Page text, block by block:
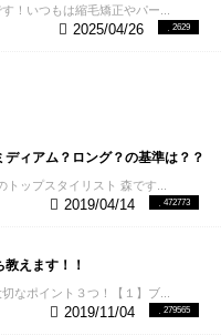
！いつもは縮毛矯正やパー...
2629
2025/04/26
ィアム？ロング？の基準は？？
トップスタイリスト 森です...
472773
2019/04/14
えます！！
なポイント３つ！【１】ブ...
279565
2019/11/04